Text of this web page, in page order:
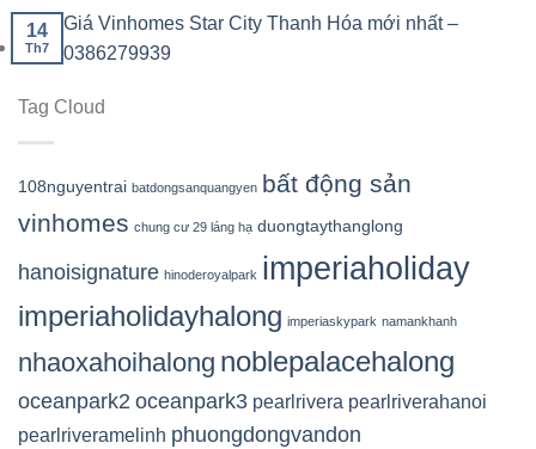
14
Th7
Giá Vinhomes Star City Thanh Hóa mới nhất –
0386279939
Tag Cloud
108nguyentrai batdongsanquangyen bất động sản
vinhomes chung cư 29 láng hạ duongtaythanglong
hanoisignature hinoderoyalpark imperiaholiday
imperiaholidayhalong imperiaskypark namankhanh
nhaoxahoihalong noblepalacehalong
oceanpark2 oceanpark3 pearlrivera pearlriverahanoi
pearlriveramelinh phuongdongvandon